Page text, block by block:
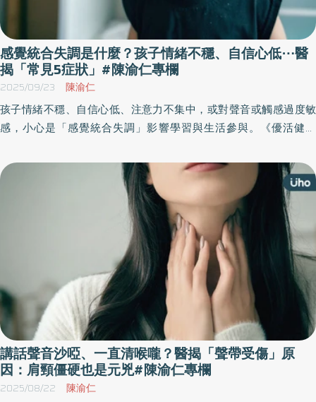
感覺統合失調是什麼？孩子情緒不穩、自信心低⋯醫
揭「常見5症狀」#陳渝仁專欄
2025/09/23 陳渝仁
孩子情緒不穩、自信心低、注意力不集中，或對聲音或觸感過度敏
感，小心是「感覺統合失調」影響學習與生活參與。《優活健康
統合是大腦整合視覺、聽覺、觸覺、前庭覺與本體覺等訊息，若在
生長發育階段發現失調，應盡早透過職能治療復健調整。
講話聲音沙啞、一直清喉嚨？醫揭「聲帶受傷」原
因：肩頸僵硬也是元兇#陳渝仁專欄
2025/08/22 陳渝仁